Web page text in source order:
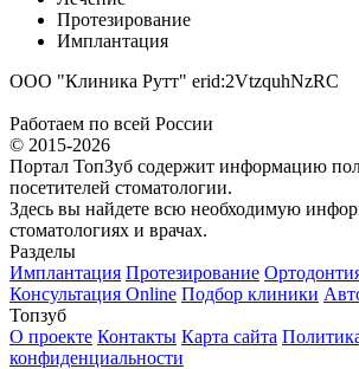
Протезирование
Имплантация
ООО "Клиника Рутт" erid:2VtzquhNzRC
Работаем по всей России
© 2015-2026
Портал ТопЗуб содержит информацию
посетителей стоматологии.
Здесь вы найдете всю необходимую
стоматологиях и врачах.
Разделы
Имплантация Протезирование
Консультация Online Подбор клиники
Топзуб
О проекте Контакты Карта сайта
конфиденциальности